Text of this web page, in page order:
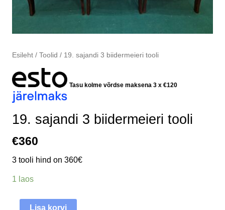
Esileht/ Toolid / 19. sajandi 3 biidermeieri tooli
Tasu kolme võrdse maksena 3 x €120
19. sajandi 3 biidermeieri tooli
€360
3 tooli hind on 360€
1 laos
Lisa korvi